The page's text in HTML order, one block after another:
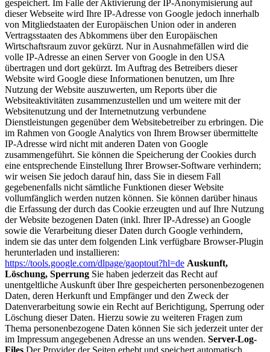
gespeichert. Im Falle der Aktivierung der IP-Anonymisierung auf
dieser Webseite wird Ihre IP-Adresse von Google jedoch innerhalb
von Mitgliedstaaten der Europäischen Union oder in anderen
Vertragsstaaten des Abkommens über den Europäischen
Wirtschaftsraum zuvor gekürzt. Nur in Ausnahmefällen wird die
volle IP-Adresse an einen Server von Google in den USA
übertragen und dort gekürzt. Im Auftrag des Betreibers dieser
Website wird Google diese Informationen benutzen, um Ihre
Nutzung der Website auszuwerten, um Reports über die
Websiteaktivitäten zusammenzustellen und um weitere mit der
Websitenutzung und der Internetnutzung verbundene
Dienstleistungen gegenüber dem Websitebetreiber zu erbringen. Die
im Rahmen von Google Analytics von Ihrem Browser übermittelte
IP-Adresse wird nicht mit anderen Daten von Google
zusammengeführt. Sie können die Speicherung der Cookies durch
eine entsprechende Einstellung Ihrer Browser-Software verhindern;
wir weisen Sie jedoch darauf hin, dass Sie in diesem Fall
gegebenenfalls nicht sämtliche Funktionen dieser Website
vollumfänglich werden nutzen können. Sie können darüber hinaus
die Erfassung der durch das Cookie erzeugten und auf Ihre Nutzung
der Website bezogenen Daten (inkl. Ihrer IP-Adresse) an Google
sowie die Verarbeitung dieser Daten durch Google verhindern,
indem sie das unter dem folgenden Link verfügbare Browser-Plugin
herunterladen und installieren:
https://tools.google.com/dlpage/gaoptout?hl=de Auskunft,
Löschung, Sperrung Sie haben jederzeit das Recht auf
unentgeltliche Auskunft über Ihre gespeicherten personenbezogenen
Daten, deren Herkunft und Empfänger und den Zweck der
Datenverarbeitung sowie ein Recht auf Berichtigung, Sperrung oder
Löschung dieser Daten. Hierzu sowie zu weiteren Fragen zum
Thema personenbezogene Daten können Sie sich jederzeit unter der
im Impressum angegebenen Adresse an uns wenden. Server-Log-
Files Der Provider der Seiten erhebt und speichert automatisch